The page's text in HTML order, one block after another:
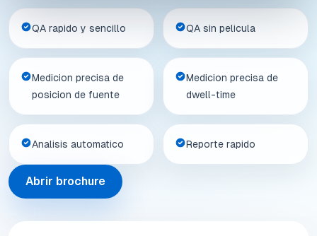
QA rapido y sencillo QA sin pelicula
Medicion precisa de
posicion de fuente
Medicion precisa de
dwell-time
Analisis automatico Reporte rapido
Abrir brochure